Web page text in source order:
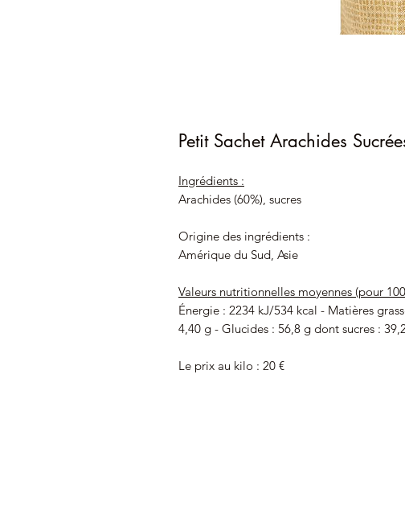
Petit Sachet Arachides
Ingrédients :
Arachides (60%) , sucres
Origine des ingrédients :
Amérique du Sud, Asie
Valeurs nutritionnelles moyennes (pour
Énergie : 2234 kJ/534 kcal - Matières
4,40 g - Glucides : 56,8 g dont sucres :
Le prix au kilo : 20 €